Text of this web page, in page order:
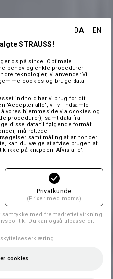
DA
EN
STRAUSS!
os på sinde. Optimale
behov og enkle procedurer –
teknologier, vi anvender.Vi
cookies og bruge data
indhold har vi brug for dit
'Accepter alle', vil vi indsamle
vores hjemmeside via cookies og
procedurer), samt data fra
disse data til følgende formål:
målrettede
samt måling af annoncer
kan du vælge at afvise brugen af
på knappen 'Afvis alle'.
Privatkunde
(Priser med moms)
med fremadrettet virkning
Du kan også tilpasse dit
.
cookies